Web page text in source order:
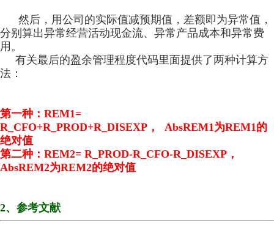
然后，用公司的实际值减预期值，差额即为异常值，
分别算出异常经营活动现金流、异常产品成本和异常费
用。
有关最后的盈余管理程度代码里面提供了两种计算方
法：
第一种：REM1=
R_CFO+R_PROD+R_DISEXP， AbsREM1为REM1的
绝对值
第二种：REM2= R_PROD-R_CFO-R_DISEXP，
AbsREM2为REM2的绝对值
2、参考文献